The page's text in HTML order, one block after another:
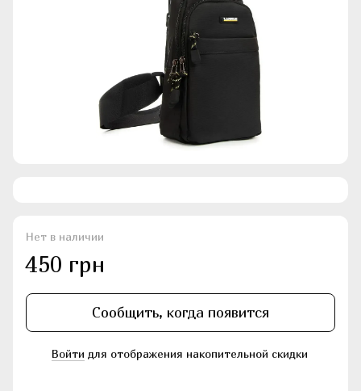
Нет в наличии
450 грн
Сообщить, когда появится
Войти для отображения накопительной скидки